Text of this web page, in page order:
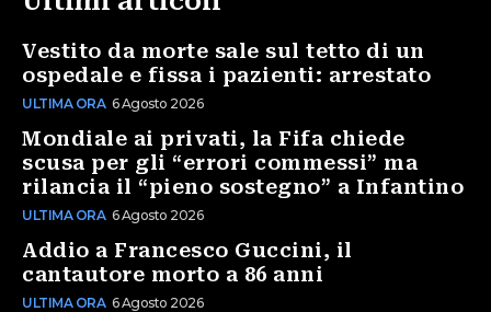
Vestito da morte sale sul tetto di un
ospedale e fissa i pazienti: arrestato
ULTIMA ORA 6 Agosto 2026
Mondiale ai privati, la Fifa chiede
scusa per gli “errori commessi” ma
rilancia il “pieno sostegno” a Infantino
ULTIMA ORA 6 Agosto 2026
Addio a Francesco Guccini, il
cantautore morto a 86 anni
ULTIMA ORA 6 Agosto 2026